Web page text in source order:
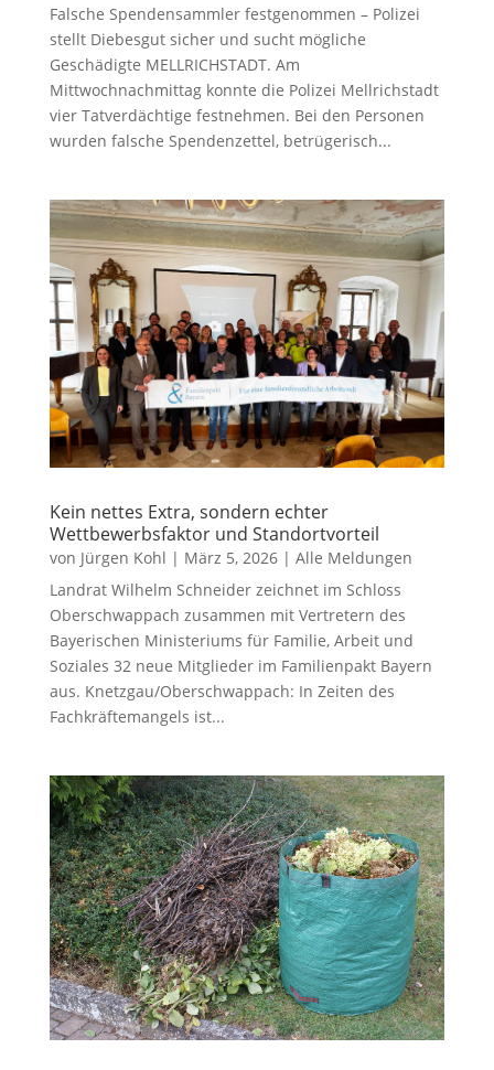
Falsche Spendensammler festgenommen – Polizei
stellt Diebesgut sicher und sucht mögliche
Geschädigte MELLRICHSTADT. Am
Mittwochnachmittag konnte die Polizei Mellrichstadt
vier Tatverdächtige festnehmen. Bei den Personen
wurden falsche Spendenzettel, betrügerisch...
Kein nettes Extra, sondern echter
Wettbewerbsfaktor und Standortvorteil
von Jürgen Kohl | März 5, 2026| Alle Meldungen
Landrat Wilhelm Schneider zeichnet im Schloss
Oberschwappach zusammen mit Vertretern des
Bayerischen Ministeriums für Familie, Arbeit und
Soziales 32 neue Mitglieder im Familienpakt Bayern
aus. Knetzgau/Oberschwappach: In Zeiten des
Fachkräftemangels ist...